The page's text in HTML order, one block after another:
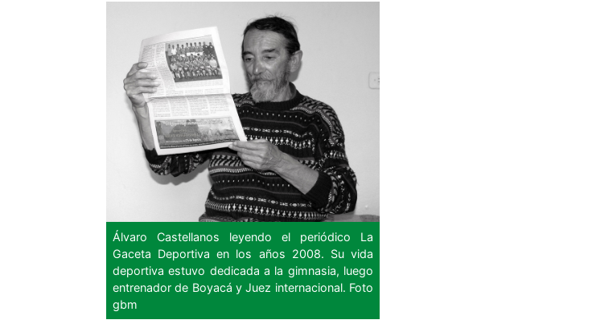
Álvaro Castellanos leyendo el periódico La
Gaceta Deportiva en los años 2008. Su vida
deportiva estuvo dedicada a la gimnasia, luego
entrenador de Boyacá y Juez internacional. Foto
gbm